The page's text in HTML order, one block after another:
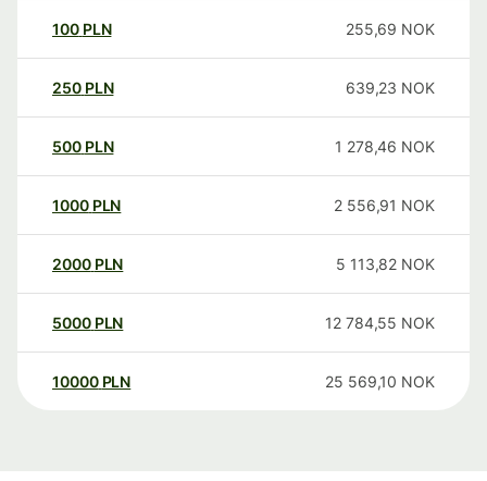
100 PLN 255,69 NOK
250 PLN 639,23 NOK
500 PLN 1 278,46 NOK
1000 PLN 2 556,91 NOK
2000 PLN 5 113,82 NOK
5000 PLN 12 784,55 NOK
10000 PLN 25 569,10 NOK